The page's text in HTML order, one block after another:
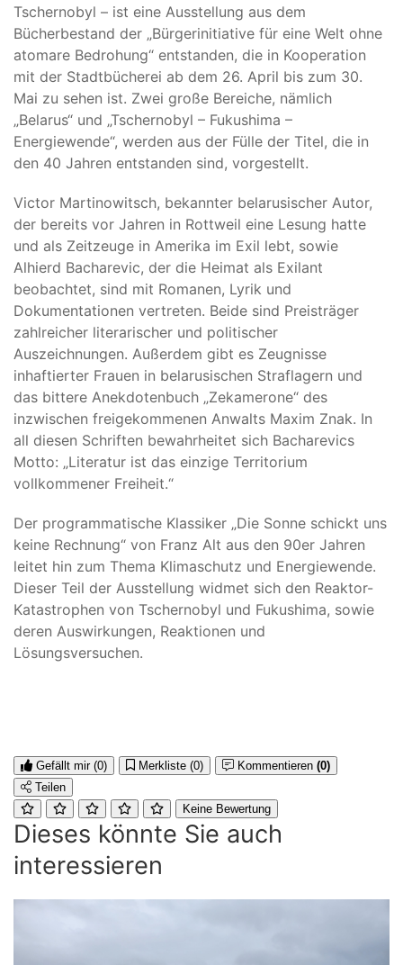
Tschernobyl – ist eine Ausstellung aus dem
Bücherbestand der „Bürgerinitiative für eine Welt ohne
atomare Bedrohung“ entstanden, die in Kooperation
mit der Stadtbücherei ab dem 26. April bis zum 30.
Mai zu sehen ist. Zwei große Bereiche, nämlich
„Belarus“ und „Tschernobyl – Fukushima –
Energiewende“, werden aus der Fülle der Titel, die in
den 40 Jahren entstanden sind, vorgestellt.
Victor Martinowitsch, bekannter belarusischer Autor,
der bereits vor Jahren in Rottweil eine Lesung hatte
und als Zeitzeuge in Amerika im Exil lebt, sowie
Alhierd Bacharevic, der die Heimat als Exilant
beobachtet, sind mit Romanen, Lyrik und
Dokumentationen vertreten. Beide sind Preisträger
zahlreicher literarischer und politischer
Auszeichnungen. Außerdem gibt es Zeugnisse
inhaftierter Frauen in belarusischen Straflagern und
das bittere Anekdotenbuch „Zekamerone“ des
inzwischen freigekommenen Anwalts Maxim Znak. In
all diesen Schriften bewahrheitet sich Bacharevics
Motto: „Literatur ist das einzige Territorium
vollkommener Freiheit.“
Der programmatische Klassiker „Die Sonne schickt uns
keine Rechnung“ von Franz Alt aus den 90er Jahren
leitet hin zum Thema Klimaschutz und Energiewende.
Dieser Teil der Ausstellung widmet sich den Reaktor-
Katastrophen von Tschernobyl und Fukushima, sowie
deren Auswirkungen, Reaktionen und
Lösungsversuchen.
Gefällt mir (0) Merkliste (0) Kommentieren (0)
Teilen
Keine Bewertung
Dieses könnte Sie auch
interessieren